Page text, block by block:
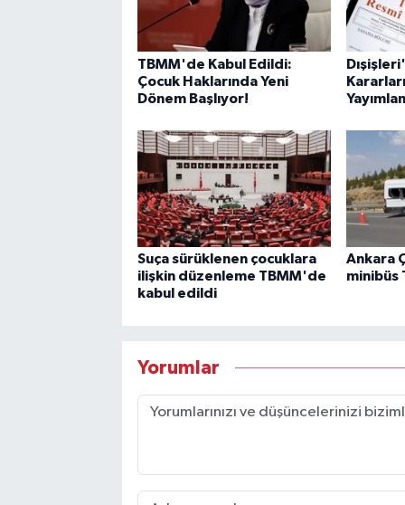
TBMM'de Kabul Edildi:
Çocuk Haklarında Yeni
Dönem Başlıyor!
Suça sürüklenen çocuklara
ilişkin düzenleme TBMM'de
kabul edildi
Ankara
minibüs
Yorumlar